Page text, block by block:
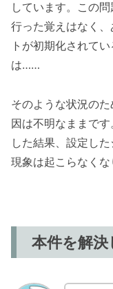
しています。この
行った覚えはなく
トが初期化されて
は……
そのような状況の
因は不明なままで
した結果、設定し
現象は起こらなくな
本件を解